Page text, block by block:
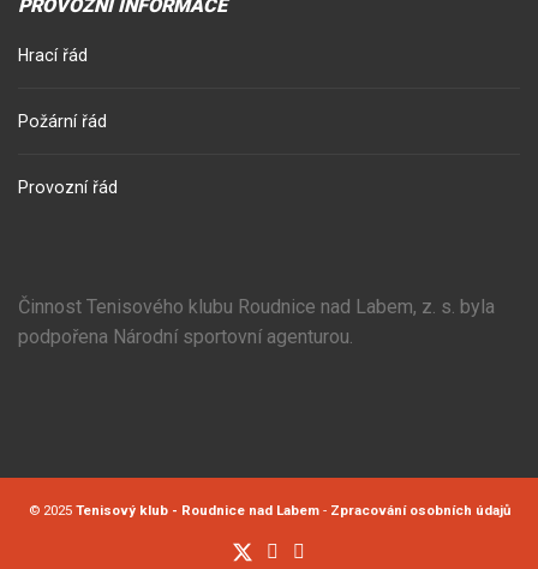
PROVOZNÍ INFORMACE
Hrací řád
Požární řád
Provozní řád
Činnost Tenisového klubu Roudnice nad Labem, z. s. byla
podpořena Národní sportovní agenturou.
© 2025 Tenisový klub - Roudnice nad Labem- Zpracování osobních údajů